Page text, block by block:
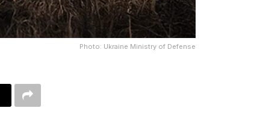
Photo: Ukraine Ministry of Defense